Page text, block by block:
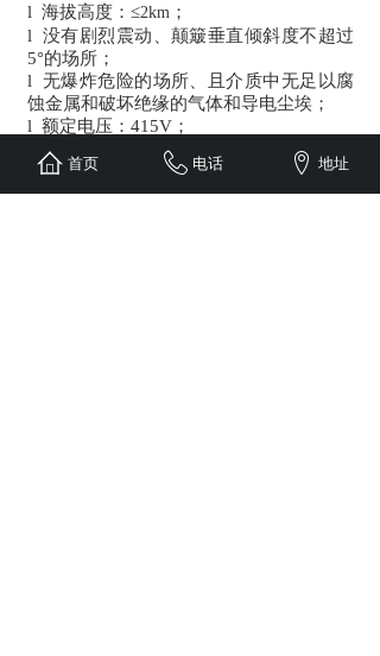
l 海拔高度： ≤2km ；
l 没有剧烈震动、颠簸垂直倾斜度不超过
5°的场所；
l 无爆炸危险的场所、且介质中无足以腐
蚀金属和破坏绝缘的气体和导电尘埃；
l 额定电压： 415V；
额定频率：
50~60Hz；
防护等级： IP3X
四、结构特点
首页 电话 地址